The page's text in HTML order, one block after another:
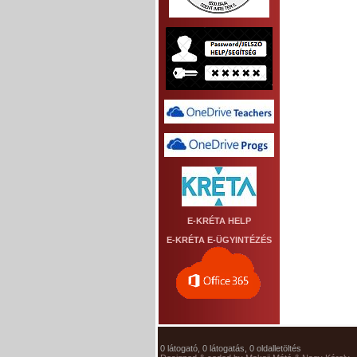
E-KRÉTA HELP
E-KRÉTA E-ÜGYINTÉZÉS
0 látogató, 0 látogatás, 0 oldalletöltés